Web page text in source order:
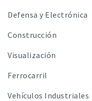
Defensa y Electrónica
Construcción
Visualización
Ferrocarril
Vehículos Industriales